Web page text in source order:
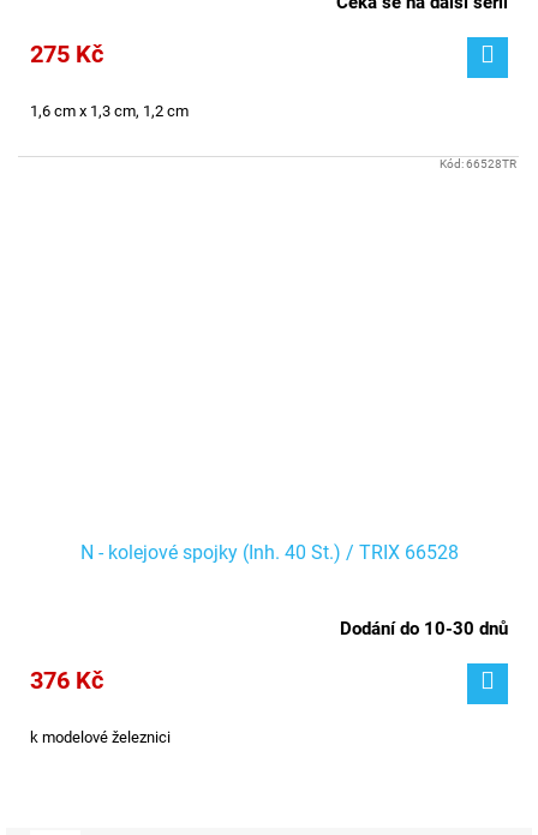
275 Kč
1,6 cm x 1,3 cm, 1,2 cm
N - kolejové spojky (Inh. 40 St.) / TRIX 66528
Dodání do 10-30 dnů
376 Kč
k modelové železnici
Kód:66528TR